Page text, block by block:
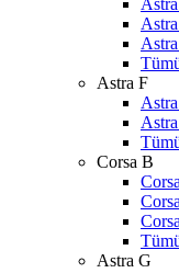
Astra F
Corsa B
Astra G